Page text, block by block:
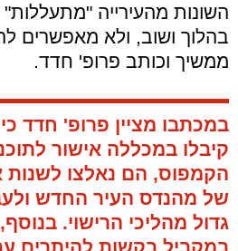
השונות מהעירייה
בהלוך ושוב, ולא מאפשרים
ממשיך וכותב פרופ' חדד.
במכתבו מציין פרופ' חדד
קיבלו במכללה אישור
הקמפוס, הם נאלצו לשנות
של מהנדס העיר החדש
גדול מהליכי הרישוי.
במקביל בקשות להיתרים